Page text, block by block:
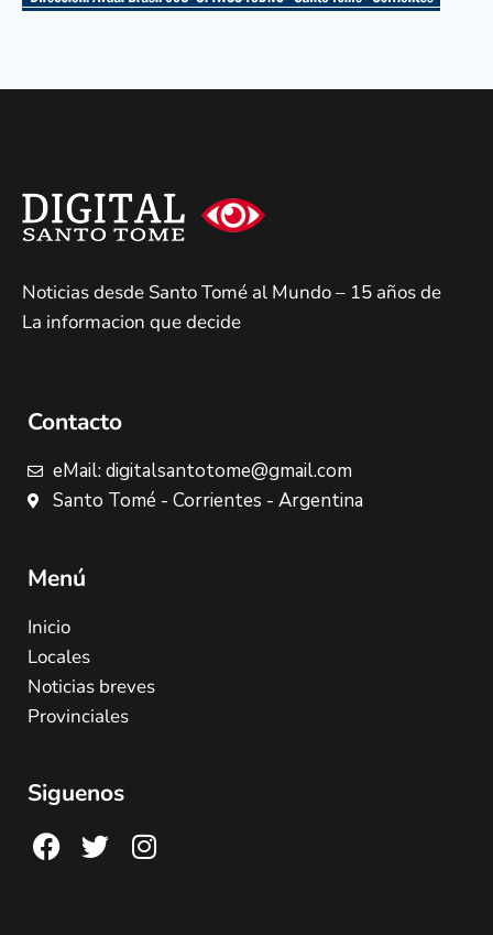
Noticias desde Santo Tomé al Mundo – 15 años de
La informacion que decide
Contacto
eMail: digitalsantotome@gmail.com
Santo Tomé - Corrientes - Argentina
Menú
Inicio
Locales
Noticias breves
Provinciales
Siguenos